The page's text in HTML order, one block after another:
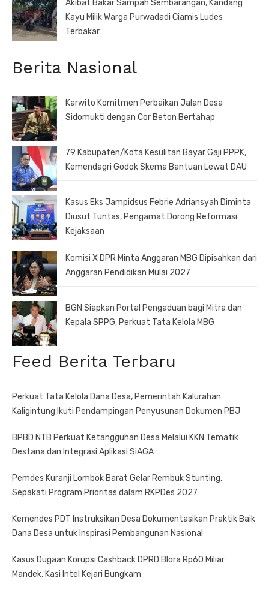
Akibat Bakar Sampah Sembarangan, Kandang
Kayu Milik Warga Purwadadi Ciamis Ludes
Terbakar
Berita Nasional
Karwito Komitmen Perbaikan Jalan Desa
Sidomukti dengan Cor Beton Bertahap
79 Kabupaten/Kota Kesulitan Bayar Gaji PPPK,
Kemendagri Godok Skema Bantuan Lewat DAU
Kasus Eks Jampidsus Febrie Adriansyah Diminta
Diusut Tuntas, Pengamat Dorong Reformasi
Kejaksaan
Komisi X DPR Minta Anggaran MBG Dipisahkan dari
Anggaran Pendidikan Mulai 2027
BGN Siapkan Portal Pengaduan bagi Mitra dan
Kepala SPPG, Perkuat Tata Kelola MBG
Feed Berita Terbaru
Perkuat Tata Kelola Dana Desa, Pemerintah Kalurahan
Kaligintung Ikuti Pendampingan Penyusunan Dokumen PBJ
BPBD NTB Perkuat Ketangguhan Desa Melalui KKN Tematik
Destana dan Integrasi Aplikasi SiAGA
Pemdes Kuranji Lombok Barat Gelar Rembuk Stunting,
Sepakati Program Prioritas dalam RKPDes 2027
Kemendes PDT Instruksikan Desa Dokumentasikan Praktik Baik
Dana Desa untuk Inspirasi Pembangunan Nasional
Kasus Dugaan Korupsi Cashback DPRD Blora Rp60 Miliar
Mandek, Kasi Intel Kejari Bungkam